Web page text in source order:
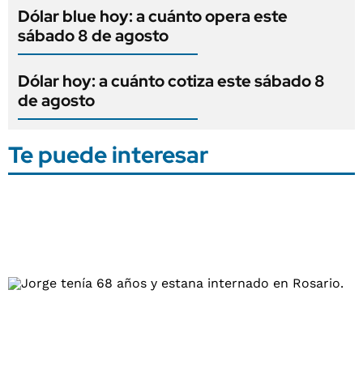
Dólar blue hoy: a cuánto opera este
sábado 8 de agosto
Dólar hoy: a cuánto cotiza este sábado 8
de agosto
Te puede interesar